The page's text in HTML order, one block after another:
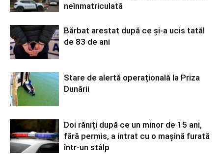
neînmatriculată
Bărbat arestat după ce și-a ucis tatăl
de 83 de ani
Stare de alertă operațională la Priza
Dunării
Doi răniți după ce un minor de 15 ani,
fără permis, a intrat cu o mașină furată
într-un stâlp